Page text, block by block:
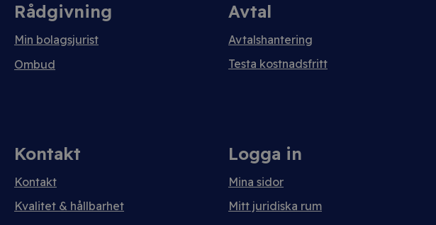
Rådgivning
Min bolagsjurist
Ombud
Avtal
Avtalshantering
Testa kostnadsfritt
Kontakt
Kontakt
Kvalitet & hållbarhet
Logga in
Mina sidor
Mitt juridiska rum